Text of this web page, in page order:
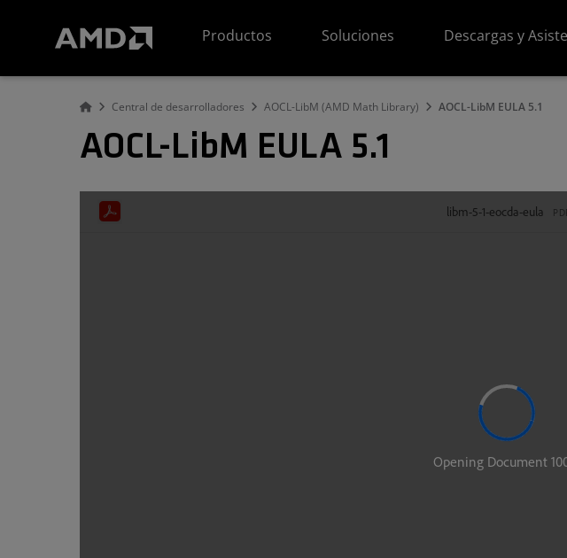
Productos
Soluciones Descargas y
Central de desarrolladores AOCL-LibM (AMD Math Library) AOCL-LibM EULA 5.1
AOCL-LibM EULA 5.1